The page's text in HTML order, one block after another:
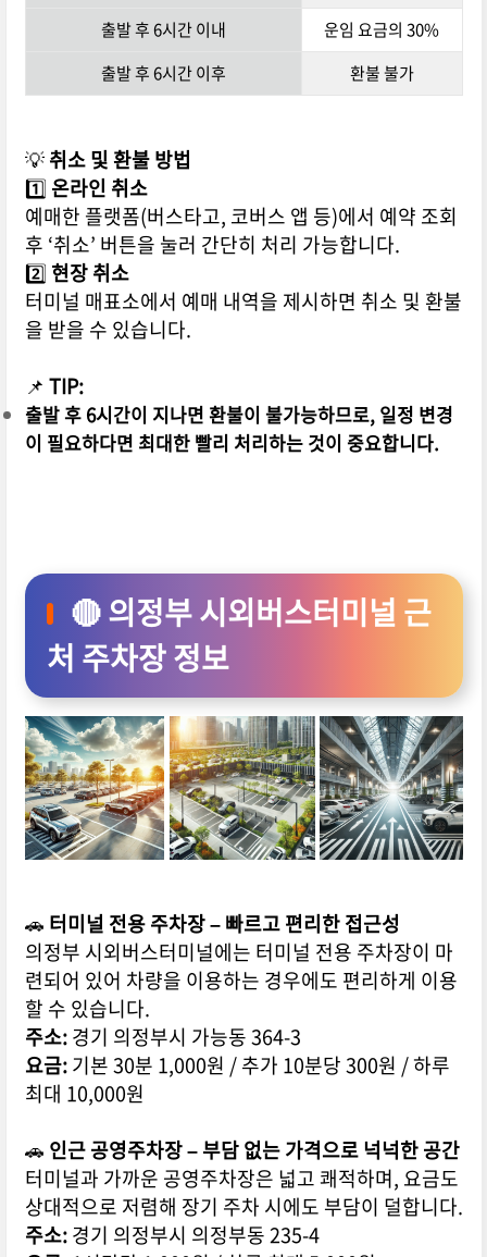
출발 후 6시간 이내
운임 요금의 30%
출발 후 6시간 이후
환불 불가
💡취소 및 환불 방법
1️⃣ 온라인 취소
예매한 플랫폼(버스타고, 코버스 앱 등)에서 예약 조회
후 ‘취소’ 버튼을 눌러 간단히 처리 가능합니다.
2️⃣ 현장 취소
터미널 매표소에서 예매 내역을 제시하면 취소 및 환불
을 받을 수 있습니다.
📌 TIP:
출발 후 6시간이 지나면 환불이 불가능하므로, 일정 변경
이 필요하다면 최대한 빨리 처리하는 것이 중요합니다.
🔴 의정부 시외버스터미널 근
처 주차장 정보
🚗 터미널 전용 주차장 – 빠르고 편리한 접근성
의정부 시외버스터미널에는 터미널 전용 주차장이 마
련되어 있어 차량을 이용하는 경우에도 편리하게 이용
할 수 있습니다.
주소:경기 의정부시 가능동 364-3
요금:기본 30분 1,000원 / 추가 10분당 300원 / 하루
최대 10,000원
🚗 인근 공영주차장 – 부담 없는 가격으로 넉넉한 공간
터미널과 가까운 공영주차장은 넓고 쾌적하며, 요금도
상대적으로 저렴해 장기 주차 시에도 부담이 덜합니다.
주소:경기 의정부시 의정부동 235-4